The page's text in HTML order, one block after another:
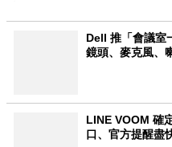
Dell 推「會議室
鏡頭、麥克風、
LINE VOOM 確
口、官方提醒盡